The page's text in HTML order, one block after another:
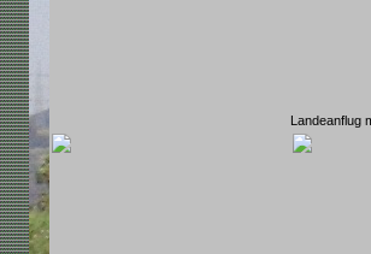
Landeanflug